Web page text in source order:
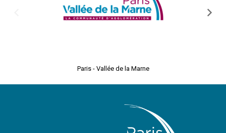
Paris - Vallée de la Marne